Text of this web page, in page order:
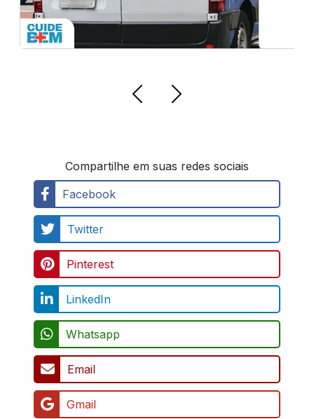
Compartilhe em suas redes sociais
Facebook
Twitter
Pinterest
LinkedIn
Whatsapp
Email
Gmail